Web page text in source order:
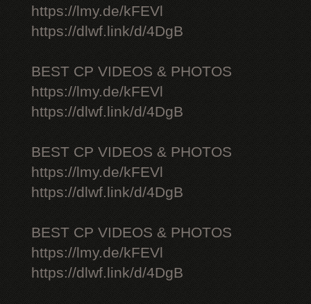
https://lmy.de/kFEVl
https://dlwf.link/d/4DgB
BEST CP VIDEOS & PHOTOS
https://lmy.de/kFEVl
https://dlwf.link/d/4DgB
BEST CP VIDEOS & PHOTOS
https://lmy.de/kFEVl
https://dlwf.link/d/4DgB
BEST CP VIDEOS & PHOTOS
https://lmy.de/kFEVl
https://dlwf.link/d/4DgB